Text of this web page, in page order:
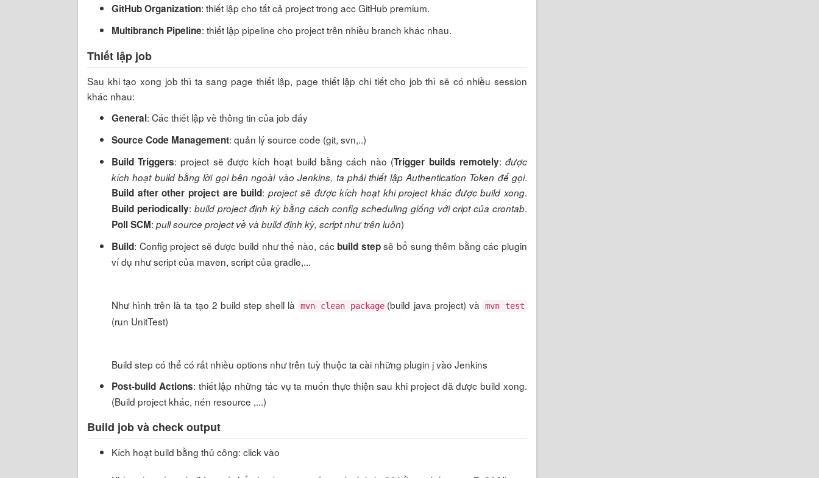
GitHub Organization: thiết lập cho tất cả project trong acc GitHub premium.
Multibranch Pipeline: thiết lập pipeline cho project trên nhiều branch khác nhau.
Thiết lập job
Sau khi tạo xong job thì ta sang page thiết lập, page thiết lập chi tiết cho job thì sẽ có nhiều session
khác nhau:
General: Các thiết lập về thông tin của job đấy
Source Code Management: quản lý source code (git, svn,..)
Build Triggers: project sẽ được kích hoạt build bằng cách nào (Trigger builds remotely:được
kích hoạt build bằng lời gọi bên ngoài vào Jenkins, ta phải thiết lập Authentication Token để gọi.
Build after other project are build:project sẽ được kích hoạt khi project khác được build xong.
Build periodically: build project định kỳ bằng cách config scheduling giống với cript của crontab.
Poll SCM: pull source project về và build định kỳ, script như trên luôn)
Build: Config project sẽ được build như thế nào, các build stepsẽ bổ sung thêm bằng các plugin
ví dụ như script của maven, script của gradle,...
Như hình trên là ta tạo 2 build step shell là mvn clean package (build java project) và mvn test
(run UnitTest)
Build step có thể có rất nhiều options như trên tuỳ thuộc ta cài những plugin j vào Jenkins
Post-build Actions: thiết lập những tác vụ ta muốn thực thiện sau khi project đã được build xong.
(Build project khác, nén resource ,...)
Build job và check output
Kích hoạt build bằng thủ công: click vào